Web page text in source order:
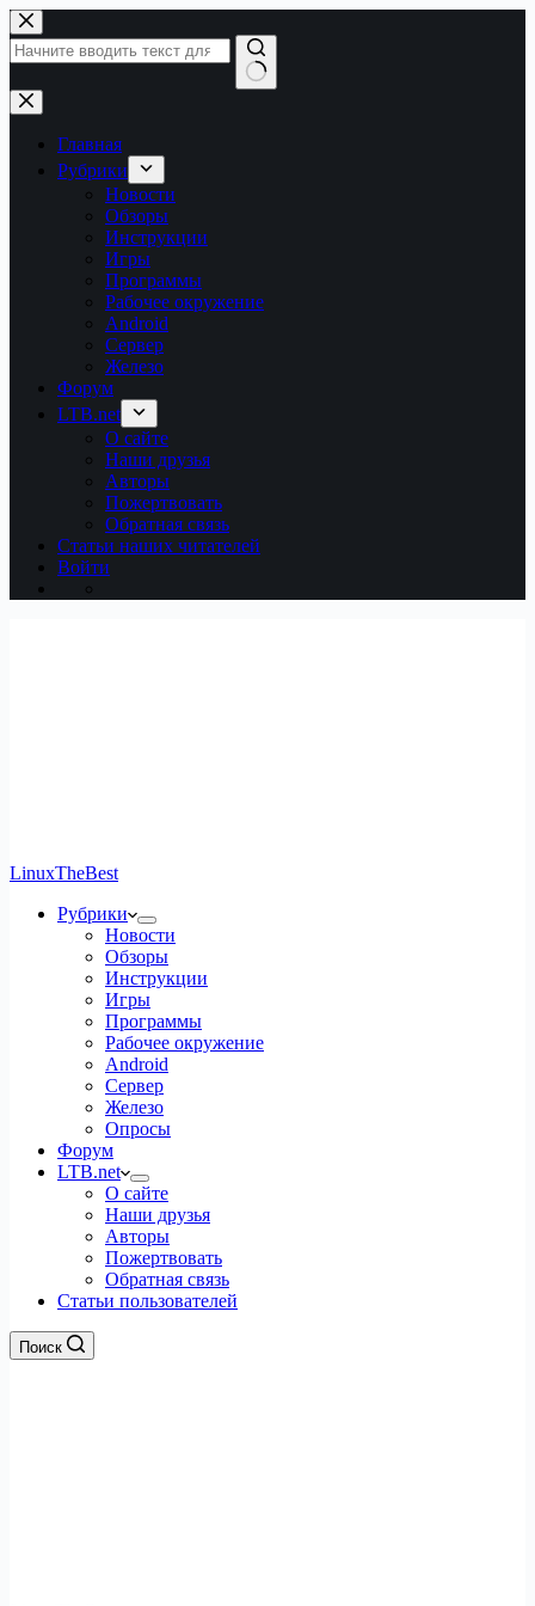
Перейти
к
сути
Ничего
не
найденоГлавная
Рубрики
Новости
Обзоры
Инструкции
Игры
Программы
Рабочее окружение
Android
Сервер
Железо
Форум
LTB.net
О сайте
Наши друзья
Авторы
Пожертвовать
Обратная связь
Статьи наших читателей
Войти
LinuxTheBest
Рубрики
Новости
Обзоры
Инструкции
Игры
Программы
Рабочее окружение
Android
Сервер
Железо
Опросы
Форум
LTB.net
О сайте
Наши друзья
Авторы
Пожертвовать
Обратная связь
Статьи пользователей
Поиск